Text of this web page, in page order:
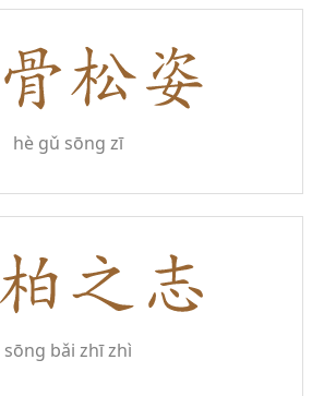
hè gǔ sōng zī
sōng bǎi zhī zhì